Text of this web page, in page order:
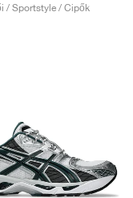
/ Sportstyle / Cipők